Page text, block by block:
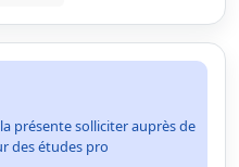
présente solliciter auprès de
des études pro